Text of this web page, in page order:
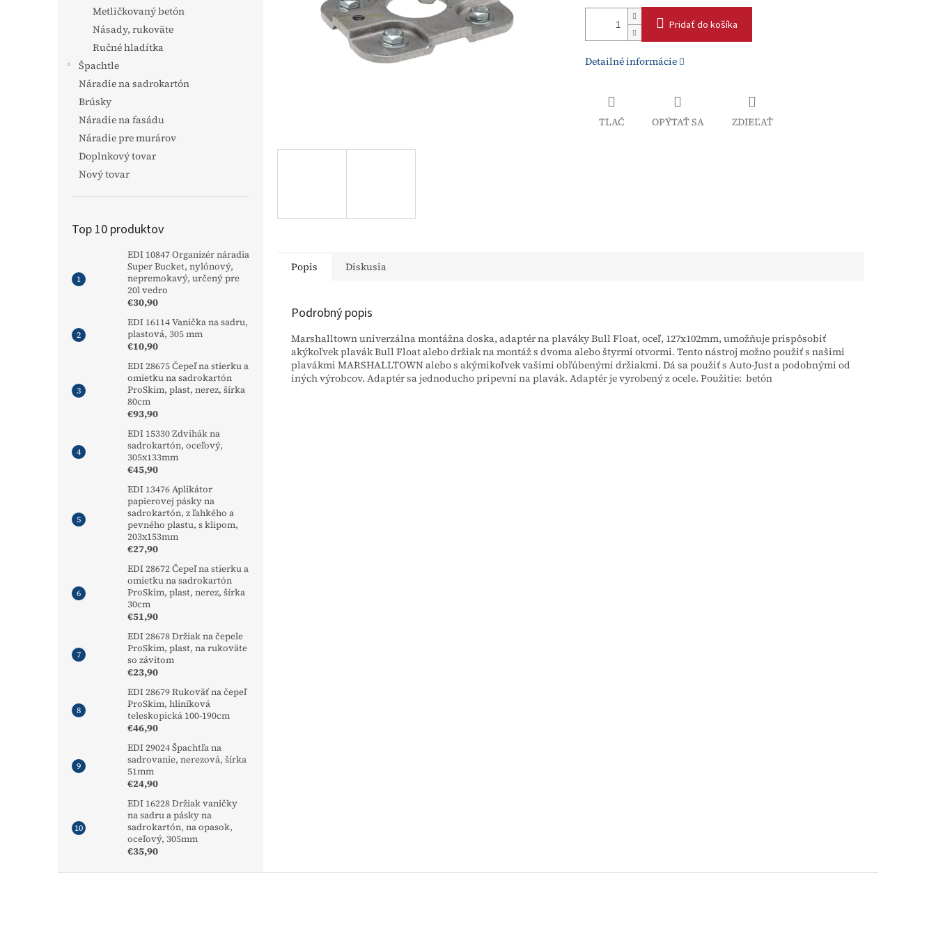
Metličkovaný betón
Násady, rukoväte
Ručné hladítka
Špachtle
Náradie na sadrokartón
Brúsky
Náradie na fasádu
Náradie pre murárov
Doplnkový tovar
Nový tovar
Top 10 produktov
EDI 10847 Organizér náradia
Super Bucket, nylónový,
nepremokavý, určený pre
20l vedro
€30,90
EDI 16114 Vanička na sadru,
plastová, 305 mm
€10,90
EDI 28675 Čepeľ na stierku a
omietku na sadrokartón
ProSkim, plast, nerez, šírka
80cm
€93,90
EDI 15330 Zdvihák na
sadrokartón, oceľový,
305x133mm
€45,90
EDI 13476 Aplikátor
papierovej pásky na
sadrokartón, z ľahkého a
pevného plastu, s klipom,
203x153mm
€27,90
EDI 28672 Čepeľ na stierku a
omietku na sadrokartón
ProSkim, plast, nerez, šírka
30cm
€51,90
EDI 28678 Držiak na čepele
ProSkim, plast, na rukoväte
so závitom
€23,90
EDI 28679 Rukoväť na čepeľ
ProSkim, hliníková
teleskopická 100-190cm
€46,90
EDI 29024 Špachtľa na
sadrovanie, nerezová, šírka
51mm
€24,90
EDI 16228 Držiak vaničky
na sadru a pásky na
sadrokartón, na opasok,
oceľový, 305mm
€35,90
Pridať do košíka
Detailné informácie
TLAČ OPÝTAŤ SA ZDIEĽAŤ
Popis Diskusia
Podrobný popis
Marshalltown univerzálna montážna doska, adaptér na plaváky Bull Float, oceľ, 127x102mm, umožňuje prispôsobiť
akýkoľvek plavák Bull Float alebo držiak na montáž s dvoma alebo štyrmi otvormi. Tento nástroj možno použiť s našimi
plavákmi MARSHALLTOWN alebo s akýmikoľvek vašimi obľúbenými držiakmi. Dá sa použiť s Auto-Just a podobnými od
iných výrobcov. Adaptér sa jednoducho pripevní na plavák. Adaptér je vyrobený z ocele. Použitie: betón